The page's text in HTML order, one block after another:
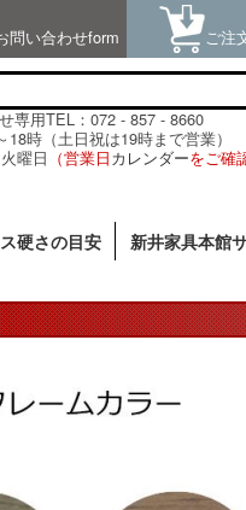
問い合わせform ご注
専用TEL：072 - 857 - 8660
時（土日祝は19時まで営業）
曜日 （営業日カレンダーをご確
硬さの目安
新井家具本館